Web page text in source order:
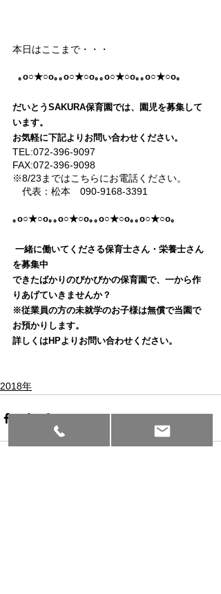
本日はここまで・・・
｡o○★○o｡｡o○★○o｡｡o○★○o｡｡o○★○o｡
だいとうSAKURA保育園では、園児を募集して
います。
お気軽に下記よりお問い合わせください。
TEL:072-396-9097
FAX:072-396-9098
※8/23まではこちらにお電話ください。
代表：松本　090-9168-3391
｡o○★○o｡｡o○★○o｡｡o○★○o｡｡o○★○o｡
一緒に働いてくださる保育士さん・栄養士さん
を募集中
できたばかりのぴかぴかの保育園で、一から作
りあげていきませんか？
※従業員の方の未就学のお子様は無償で当園で
お預かりします。
詳しくはHPよりお問い合わせください。
2018年